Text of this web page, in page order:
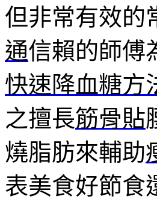
但非常有效的
通信賴的師傅
快速降血糖方
之擅長筋骨貼
燒脂肪來輔助
表美食好節食